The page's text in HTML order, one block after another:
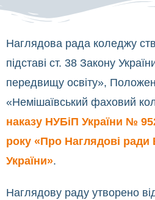
Наглядова рада коледжу
підставі ст. 38 Закону
передвищу освіту»,
«Немішаївський фаховий
наказу НУБіП України №
року «Про Наглядові ради
України».
Наглядову раду утворено